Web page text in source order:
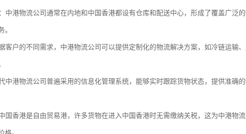
中港物流公司通常在内地和中国香港都设有仓库和配送中心，形成了覆盖广泛
。
客户的不同需求，中港物流公司可以提供定制化的物流解决方案，如冷链运输
中港物流公司普遍采用的信息化管理系统，能够实时跟踪货物状态，提供准确
国香港是自由贸易港，许多货物在进入中国香港时无需缴纳关税，这为中港物